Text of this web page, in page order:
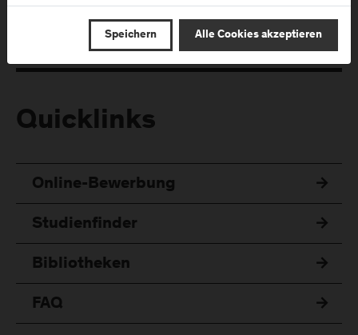
Quicklinks
Online-Bewerbung
Studienfinder
Bibliotheken
FAQ
Speichern Alle Cookies akzeptieren